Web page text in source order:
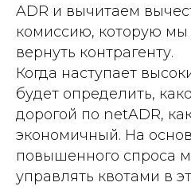
ADR и вычитаем
комиссию, которую
вернуть контрагенту.
Когда наступает
будет определить,
дорогой по netADR,
экономичный. На
повышенного спроса
управлять квотами в